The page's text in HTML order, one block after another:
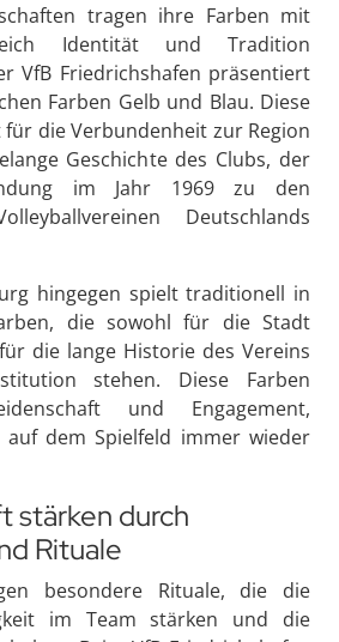
tragen ihre Farben mit
Identität und Tradition
VfB Friedrichshafen präsentiert
Farben Gelb und Blau. Diese
die Verbundenheit zur Region
Geschichte des Clubs, der
im Jahr 1969 zu den
Deutschlands
hingegen spielt traditionell in
die sowohl für die Stadt
die lange Historie des Vereins
stehen. Diese Farben
und Engagement,
auf dem Spielfeld immer wieder
stärken durch
Rituale
besondere Rituale, die die
im Team stärken und die